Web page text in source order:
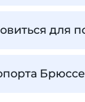
для